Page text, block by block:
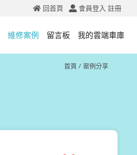
會員登入 註冊
回首頁
維修案例 留言板 我的雲端車庫
首頁 案例分享